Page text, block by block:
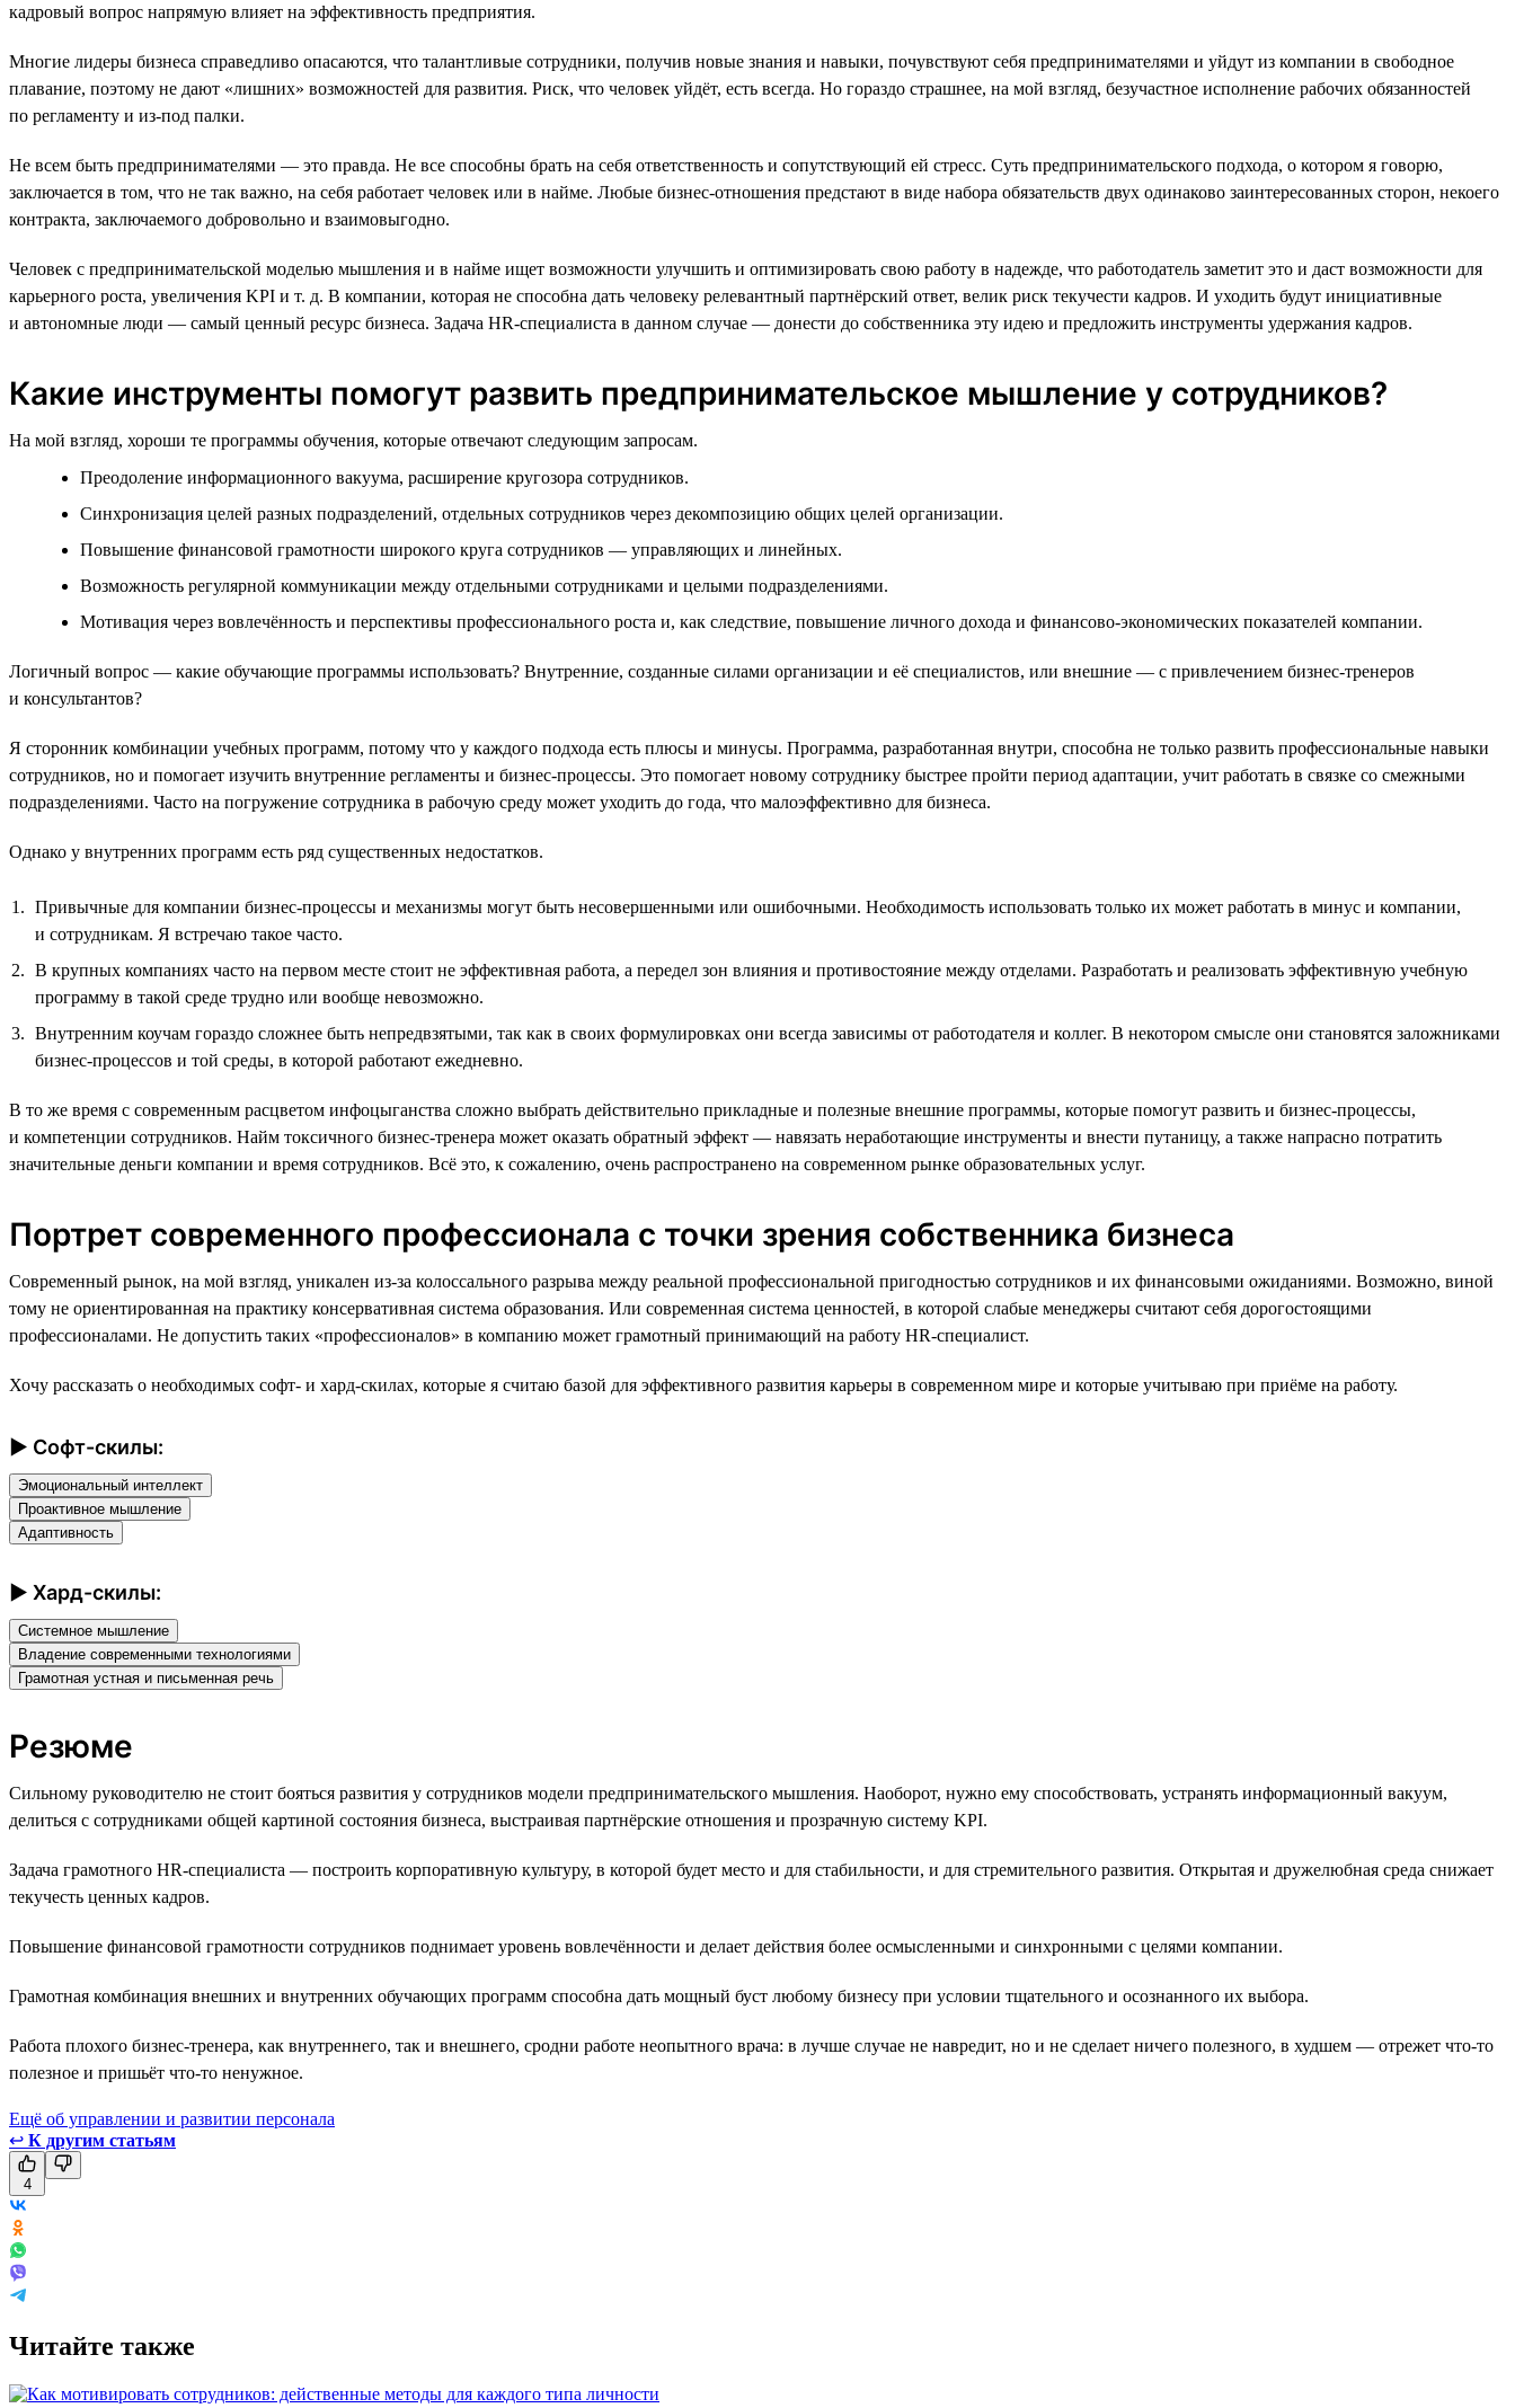
кадровый вопрос напрямую влияет на эффективность предприятия.
Многие лидеры бизнеса справедливо опасаются, что талантливые сотрудники, получив новые знания и навыки, почувствуют себя предпринимателями и уйдут из компании в свободное
плавание, поэтому не дают «лишних» возможностей для развития. Риск, что человек уйдёт, есть всегда. Но гораздо страшнее, на мой взгляд, безучастное исполнение рабочих обязанностей
по регламенту и из-под палки.
Не всем быть предпринимателями — это правда. Не все способны брать на себя ответственность и сопутствующий ей стресс. Суть предпринимательского подхода, о котором я говорю,
заключается в том, что не так важно, на себя работает человек или в найме. Любые бизнес-отношения предстают в виде набора обязательств двух одинаково заинтересованных сторон, некоего
контракта, заключаемого добровольно и взаимовыгодно.
Человек с предпринимательской моделью мышления и в найме ищет возможности улучшить и оптимизировать свою работу в надежде, что работодатель заметит это и даст возможности для
карьерного роста, увеличения KPI и т. д. В компании, которая не способна дать человеку релевантный партнёрский ответ, велик риск текучести кадров. И уходить будут инициативные
и автономные люди — самый ценный ресурс бизнеса. Задача HR-специалиста в данном случае — донести до собственника эту идею и предложить инструменты удержания кадров.
Какие инструменты помогут развить предпринимательское мышление у сотрудников?
На мой взгляд, хороши те программы обучения, которые отвечают следующим запросам.
Преодоление информационного вакуума, расширение кругозора сотрудников.
Синхронизация целей разных подразделений, отдельных сотрудников через декомпозицию общих целей организации.
Повышение финансовой грамотности широкого круга сотрудников — управляющих и линейных.
Возможность регулярной коммуникации между отдельными сотрудниками и целыми подразделениями.
Мотивация через вовлечённость и перспективы профессионального роста и, как следствие, повышение личного дохода и финансово-экономических показателей компании.
Логичный вопрос — какие обучающие программы использовать? Внутренние, созданные силами организации и её специалистов, или внешние — с привлечением бизнес-тренеров
и консультантов?
Я сторонник комбинации учебных программ, потому что у каждого подхода есть плюсы и минусы. Программа, разработанная внутри, способна не только развить профессиональные навыки
сотрудников, но и помогает изучить внутренние регламенты и бизнес-процессы. Это помогает новому сотруднику быстрее пройти период адаптации, учит работать в связке со смежными
подразделениями. Часто на погружение сотрудника в рабочую среду может уходить до года, что малоэффективно для бизнеса.
Однако у внутренних программ есть ряд существенных недостатков.
Привычные для компании бизнес-процессы и механизмы могут быть несовершенными или ошибочными. Необходимость использовать только их может работать в минус и компании,
и сотрудникам. Я встречаю такое часто.
В крупных компаниях часто на первом месте стоит не эффективная работа, а передел зон влияния и противостояние между отделами. Разработать и реализовать эффективную учебную
программу в такой среде трудно или вообще невозможно.
Внутренним коучам гораздо сложнее быть непредвзятыми, так как в своих формулировках они всегда зависимы от работодателя и коллег. В некотором смысле они становятся заложниками
бизнес-процессов и той среды, в которой работают ежедневно.
В то же время с современным расцветом инфоцыганства сложно выбрать действительно прикладные и полезные внешние программы, которые помогут развить и бизнес-процессы,
и компетенции сотрудников. Найм токсичного бизнес-тренера может оказать обратный эффект — навязать неработающие инструменты и внести путаницу, а также напрасно потратить
значительные деньги компании и время сотрудников. Всё это, к сожалению, очень распространено на современном рынке образовательных услуг.
Портрет современного профессионала с точки зрения собственника бизнеса
Современный рынок, на мой взгляд, уникален из-за колоссального разрыва между реальной профессиональной пригодностью сотрудников и их финансовыми ожиданиями. Возможно, виной
тому не ориентированная на практику консервативная система образования. Или современная система ценностей, в которой слабые менеджеры считают себя дорогостоящими
профессионалами. Не допустить таких «профессионалов» в компанию может грамотный принимающий на работу HR-специалист.
Хочу рассказать о необходимых софт- и хард-скилах, которые я считаю базой для эффективного развития карьеры в современном мире и которые учитываю при приёме на работу.
► Софт-скилы:
Эмоциональный интеллект
Проактивное мышление
Адаптивность
► Хард-скилы:
Системное мышление
Владение современными технологиями
Грамотная устная и письменная речь
Резюме
Сильному руководителю не стоит бояться развития у сотрудников модели предпринимательского мышления. Наоборот, нужно ему способствовать, устранять информационный вакуум,
делиться с сотрудниками общей картиной состояния бизнеса, выстраивая партнёрские отношения и прозрачную систему KPI.
Задача грамотного HR-специалиста — построить корпоративную культуру, в которой будет место и для стабильности, и для стремительного развития. Открытая и дружелюбная среда снижает
текучесть ценных кадров.
Повышение финансовой грамотности сотрудников поднимает уровень вовлечённости и делает действия более осмысленными и синхронными с целями компании.
Грамотная комбинация внешних и внутренних обучающих программ способна дать мощный буст любому бизнесу при условии тщательного и осознанного их выбора.
Работа плохого бизнес-тренера, как внутреннего, так и внешнего, сродни работе неопытного врача: в лучше случае не навредит, но и не сделает ничего полезного, в худшем — отрежет что-то
полезное и пришьёт что-то ненужное.
Ещё об управлении и развитии персонала
↩ К другим статьям
4
Читайте также